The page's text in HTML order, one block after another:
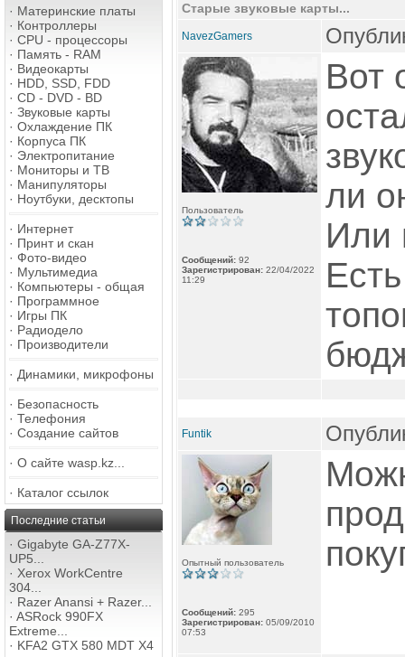
· Материнские платы
· Контроллеры
· CPU - процессоры
· Память - RAM
· Видеокарты
· HDD, SSD, FDD
· CD - DVD - BD
· Звуковые карты
· Охлаждение ПК
· Корпуса ПК
· Электропитание
· Мониторы и ТВ
· Манипуляторы
· Ноутбуки, десктопы
· Интернет
· Принт и скан
· Фото-видео
· Мультимедиа
· Компьютеры - общая
· Программное
· Игры ПК
· Радиодело
· Производители
· Динамики, микрофоны
· Безопасность
· Телефония
· Создание сайтов
· О сайте wasp.kz...
· Каталог ссылок
Последние статьи
· Gigabyte GA-Z77X-
UP5...
· Xerox WorkCentre
304...
· Razer Anansi + Razer...
· ASRock 990FX
Extreme...
· KFA2 GTX 580 MDT X4
Старые звуковые карты...
NavezGamers
Пользователь
Сообщений: 92
Зарегистрирован: 22/04/2022
11:29
Вот
ли
Или
Funtik
Опытный пользователь
Сообщений: 295
Зарегистрирован: 05/09/2010
07:53